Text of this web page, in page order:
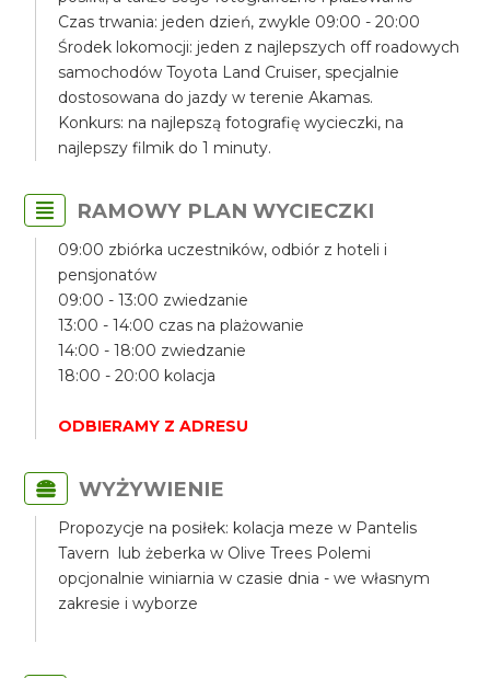
Czas trwania: jeden dzień, zwykle 09:00 - 20:00
Środek lokomocji: jeden z najlepszych off roadowych
samochodów Toyota Land Cruiser, specjalnie
dostosowana do jazdy w terenie Akamas.
Konkurs: na najlepszą fotografię wycieczki, na
najlepszy filmik do 1 minuty.
RAMOWY PLAN WYCIECZKI
09:00 zbiórka uczestników, odbiór z hoteli i
pensjonatów
09:00 - 13:00 zwiedzanie
13:00 - 14:00 czas na plażowanie
14:00 - 18:00 zwiedzanie
18:00 - 20:00 kolacja
ODBIERAMY Z ADRESU
WYŻYWIENIE
Propozycje na posiłek: kolacja meze w Pantelis
Tavern lub żeberka w Olive Trees Polemi
opcjonalnie winiarnia w czasie dnia - we własnym
zakresie i wyborze